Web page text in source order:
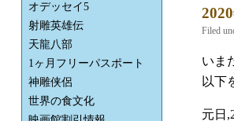
Filed
いま
以下
元日
オデッセイ5
射雕英雄伝
天龍八部
1ヶ月フリーパスポート
神雕侠侶
世界の食文化